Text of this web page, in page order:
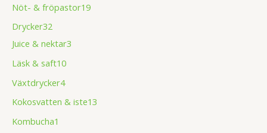
Nöt- & fröpastor19
Drycker32
Juice & nektar3
Läsk & saft10
Växtdrycker4
Kokosvatten & iste13
Kombucha1